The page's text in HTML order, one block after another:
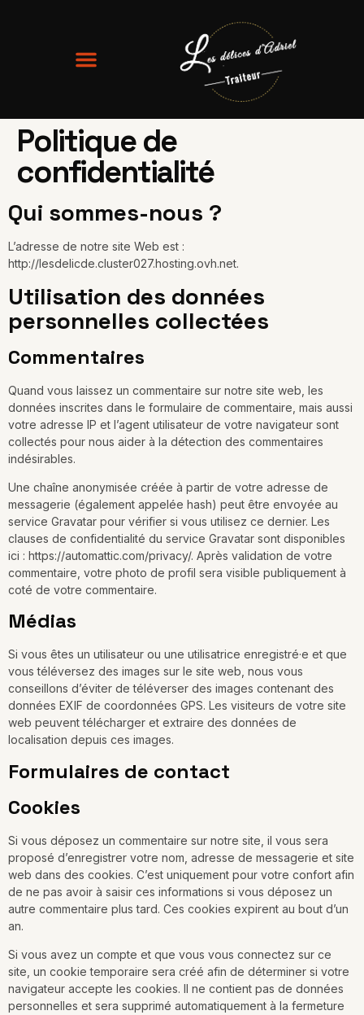
Politique de
confidentialité
Qui sommes-nous ?
L’adresse de notre site Web est :
http://lesdelicde.cluster027.hosting.ovh.net.
Utilisation des données
personnelles collectées
Commentaires
Quand vous laissez un commentaire sur notre site web, les
données inscrites dans le formulaire de commentaire, mais aussi
votre adresse IP et l’agent utilisateur de votre navigateur sont
collectés pour nous aider à la détection des commentaires
indésirables.
Une chaîne anonymisée créée à partir de votre adresse de
messagerie (également appelée hash) peut être envoyée au
service Gravatar pour vérifier si vous utilisez ce dernier. Les
clauses de confidentialité du service Gravatar sont disponibles
ici : https://automattic.com/privacy/. Après validation de votre
commentaire, votre photo de profil sera visible publiquement à
coté de votre commentaire.
Médias
Si vous êtes un utilisateur ou une utilisatrice enregistré·e et que
vous téléversez des images sur le site web, nous vous
conseillons d’éviter de téléverser des images contenant des
données EXIF de coordonnées GPS. Les visiteurs de votre site
web peuvent télécharger et extraire des données de
localisation depuis ces images.
Formulaires de contact
Cookies
Si vous déposez un commentaire sur notre site, il vous sera
proposé d’enregistrer votre nom, adresse de messagerie et site
web dans des cookies. C’est uniquement pour votre confort afin
de ne pas avoir à saisir ces informations si vous déposez un
autre commentaire plus tard. Ces cookies expirent au bout d’un
an.
Si vous avez un compte et que vous vous connectez sur ce
site, un cookie temporaire sera créé afin de déterminer si votre
navigateur accepte les cookies. Il ne contient pas de données
personnelles et sera supprimé automatiquement à la fermeture